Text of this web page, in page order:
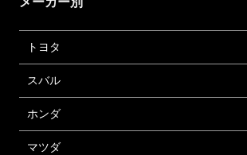
トヨタ
スバル
ホンダ
マツダ